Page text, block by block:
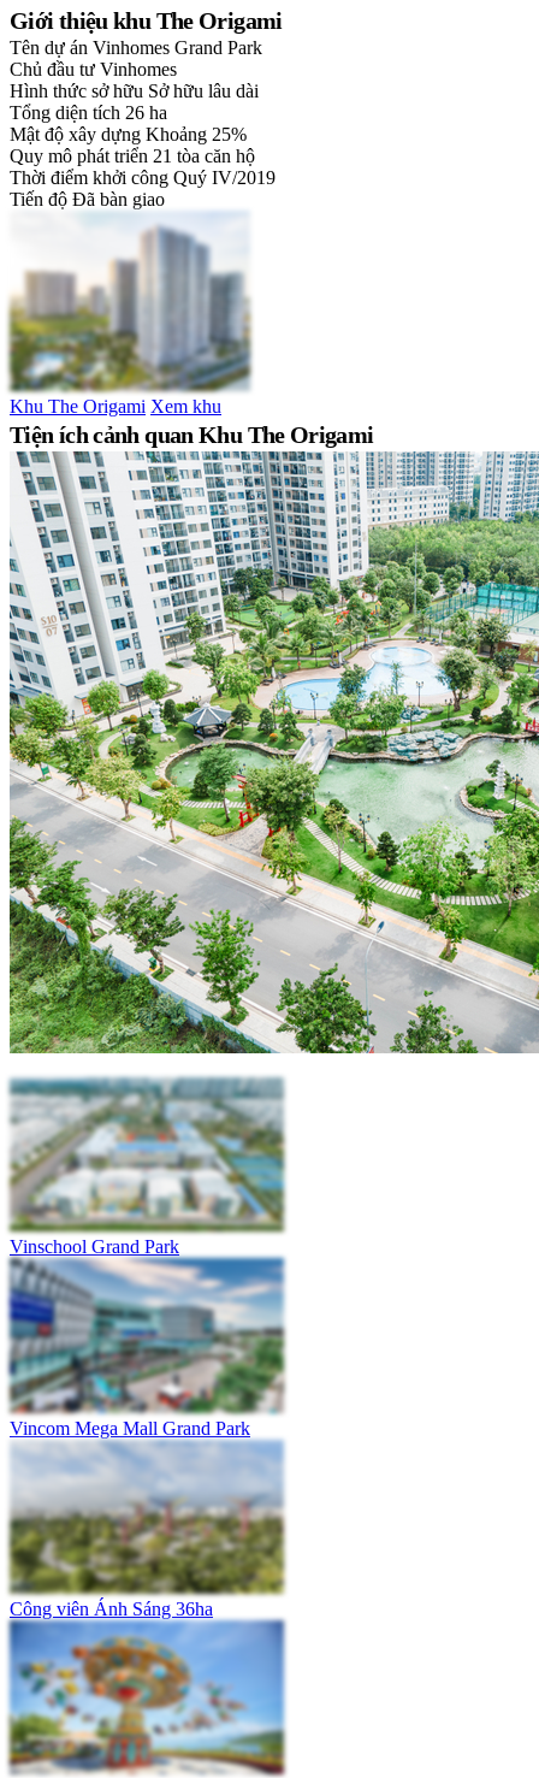
Giới thiệu khu The Origami
Tên dự án Vinhomes Grand Park
Chủ đầu tư Vinhomes
Hình thức sở hữu Sở hữu lâu dài
Tổng diện tích 26 ha
Mật độ xây dựng Khoảng 25%
Quy mô phát triển 21 tòa căn hộ
Thời điểm khởi công Quý IV/2019
Tiến độ Đã bàn giao
Khu The Origami Xem khu
Tiện ích cảnh quan Khu The Origami
Vinschool Grand Park
Vincom Mega Mall Grand Park
Công viên Ánh Sáng 36ha